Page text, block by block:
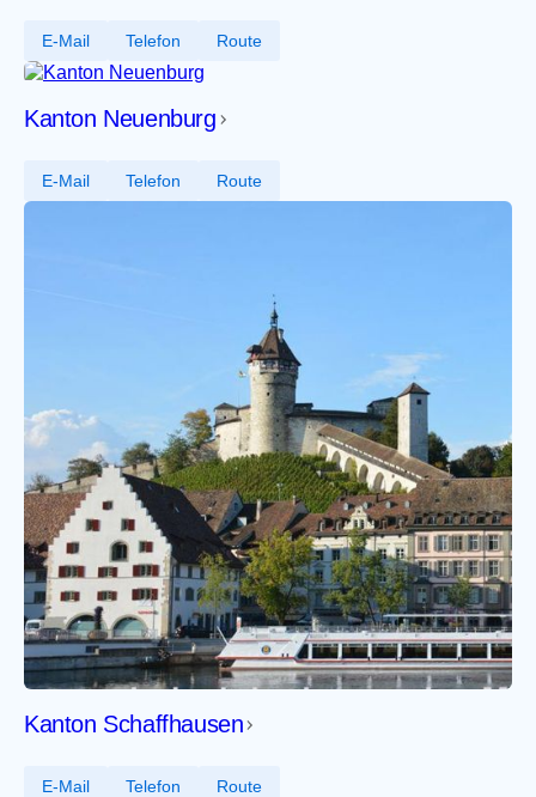
E-Mail Telefon Route
Kanton Neuenburg
E-Mail Telefon Route
Kanton Schaffhausen
E-Mail Telefon Route